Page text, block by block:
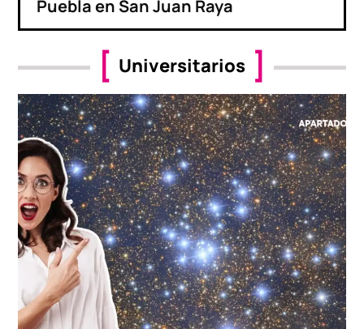
Puebla en San Juan Raya
Universitarios